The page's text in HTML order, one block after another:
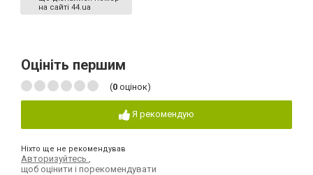
на сайті 44.ua
Оцініть першим
(0 оцінок)
Я рекомендую
Ніхто ще не рекомендував
Авторизуйтесь
щоб оцінити і порекомендувати